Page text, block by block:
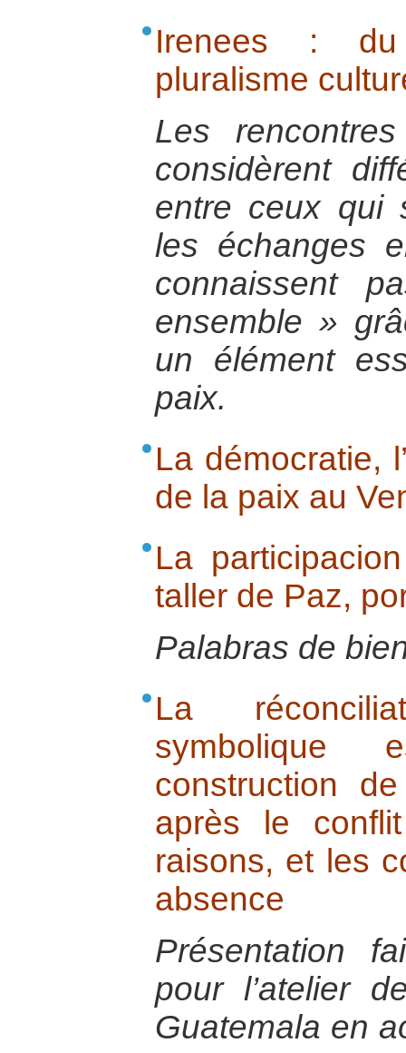
Irenees : du
pluralisme
Les
considèrent
entre ceux qui
les échanges
connaissent
ensemble »
un élément
paix.
La démocratie,
de la paix au
La
taller de Paz,
Palabras de
La
symbolique
construction
après le
raisons, et les
absence
Présentation
pour l’atelier
Guatemala en